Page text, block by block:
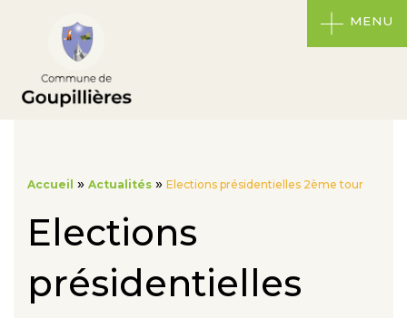
MENU
Accueil » Actualités » Elections présidentielles 2ème tour
Elections
présidentielles